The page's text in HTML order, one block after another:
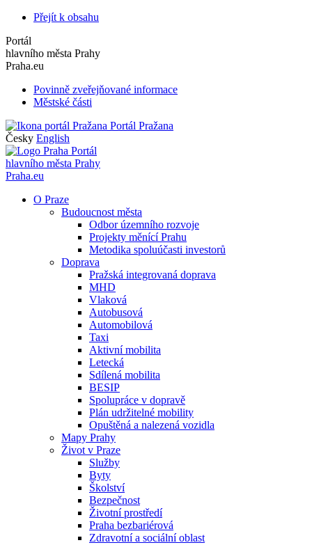
Přejít k obsahu
Portál
hlavního města Prahy
Praha.eu
Povinně zveřejňované informace
Městské části
Portál Pražana
Česky English
Portál
hlavního města Prahy
Praha.eu
O Praze
Budoucnost města
Odbor územního rozvoje
Projekty měnící Prahu
Metodika spoluúčasti investorů
Doprava
Pražská integrovaná doprava
MHD
Vlaková
Autobusová
Automobilová
Taxi
Aktivní mobilita
Letecká
Sdílená mobilita
BESIP
Spolupráce v dopravě
Plán udržitelné mobility
Opuštěná a nalezená vozidla
Mapy Prahy
Život v Praze
Služby
Byty
Školství
Bezpečnost
Životní prostředí
Praha bezbariérová
Zdravotní a sociální oblast